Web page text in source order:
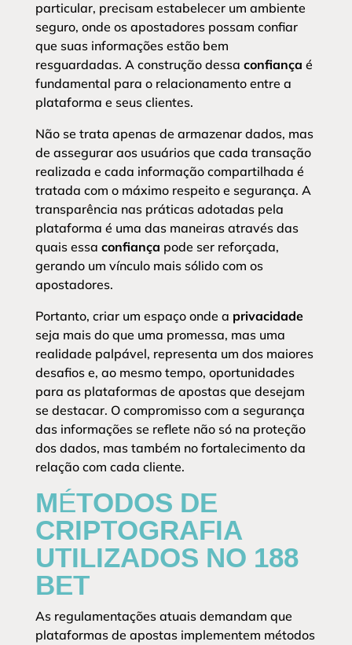
particular, precisam estabelecer um ambiente
seguro, onde os apostadores possam confiar
que suas informações estão bem
resguardadas. A construção dessa confiança é
fundamental para o relacionamento entre a
plataforma e seus clientes.
Não se trata apenas de armazenar dados, mas
de assegurar aos usuários que cada transação
realizada e cada informação compartilhada é
tratada com o máximo respeito e segurança. A
transparência nas práticas adotadas pela
plataforma é uma das maneiras através das
quais essa confiança pode ser reforçada,
gerando um vínculo mais sólido com os
apostadores.
Portanto, criar um espaço onde a privacidade
seja mais do que uma promessa, mas uma
realidade palpável, representa um dos maiores
desafios e, ao mesmo tempo, oportunidades
para as plataformas de apostas que desejam
se destacar. O compromisso com a segurança
das informações se reflete não só na proteção
dos dados, mas também no fortalecimento da
relação com cada cliente.
MÉTODOS DE
CRIPTOGRAFIA
UTILIZADOS NO 188
BET
As regulamentações atuais demandam que
plataformas de apostas implementem métodos